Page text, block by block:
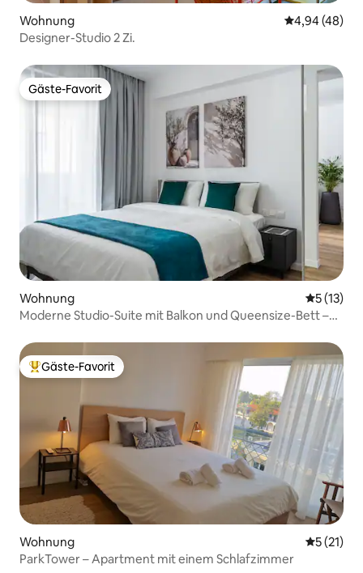
Wohnung
4,94 (48)
Designer-Studio 2 Zi.
Gäste-Favorit
Gäste-Favorit
Wohnung
5 (13)
Moderne Studio-Suite mit Balkon und Queensize-Bett –
Beliebter Gäste-Favorit.
Gäste-Favorit
Wohnung
5 (21)
ParkTower – Apartment mit einem Schlafzimmer